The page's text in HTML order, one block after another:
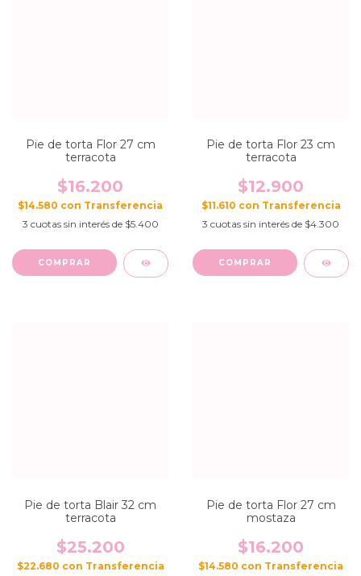
Pie de torta Flor 27 cm
terracota
$16.200
$14.580 con
3 cuotas sin interés de $5.400
Pie de torta Flor 23 cm
terracota
$12.900
$11.610 con
3 cuotas sin interés de $4.300
Pie de torta Blair 32 cm
terracota
$25.200
$22.680 con
Pie de torta Flor 27 cm
mostaza
$16.200
$14.580 con